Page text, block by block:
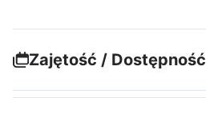
Zajętość / Dostępność